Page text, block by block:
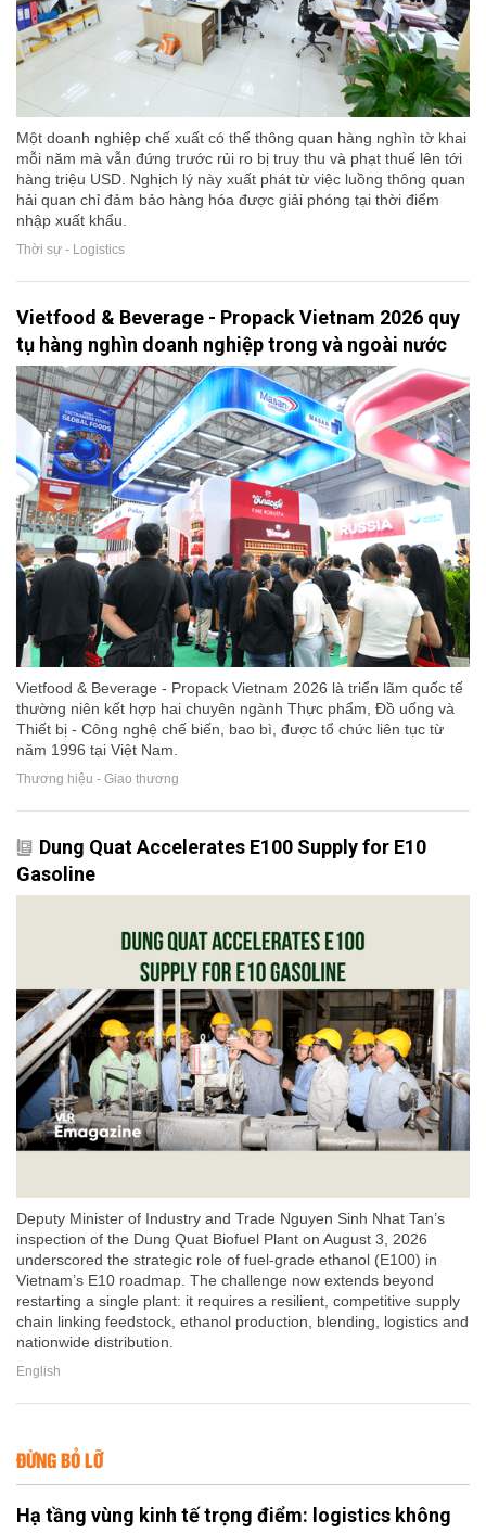
Một doanh nghiệp chế xuất có thể thông quan hàng nghìn tờ khai
mỗi năm mà vẫn đứng trước rủi ro bị truy thu và phạt thuế lên tới
hàng triệu USD. Nghịch lý này xuất phát từ việc luồng thông quan
hải quan chỉ đảm bảo hàng hóa được giải phóng tại thời điểm
nhập xuất khẩu.
Thời sự - Logistics
Vietfood & Beverage - Propack Vietnam 2026 quy
tụ hàng nghìn doanh nghiệp trong và ngoài nước
Vietfood & Beverage - Propack Vietnam 2026 là triển lãm quốc tế
thường niên kết hợp hai chuyên ngành Thực phẩm, Đồ uống và
Thiết bị - Công nghệ chế biến, bao bì, được tổ chức liên tục từ
năm 1996 tại Việt Nam.
Thương hiệu - Giao thương
Dung Quat Accelerates E100 Supply for E10
Gasoline
Deputy Minister of Industry and Trade Nguyen Sinh Nhat Tan’s
inspection of the Dung Quat Biofuel Plant on August 3, 2026
underscored the strategic role of fuel-grade ethanol (E100) in
Vietnam’s E10 roadmap. The challenge now extends beyond
restarting a single plant: it requires a resilient, competitive supply
chain linking feedstock, ethanol production, blending, logistics and
nationwide distribution.
English
ĐỪNG BỎ LỠ
Hạ tầng vùng kinh tế trọng điểm: logistics không